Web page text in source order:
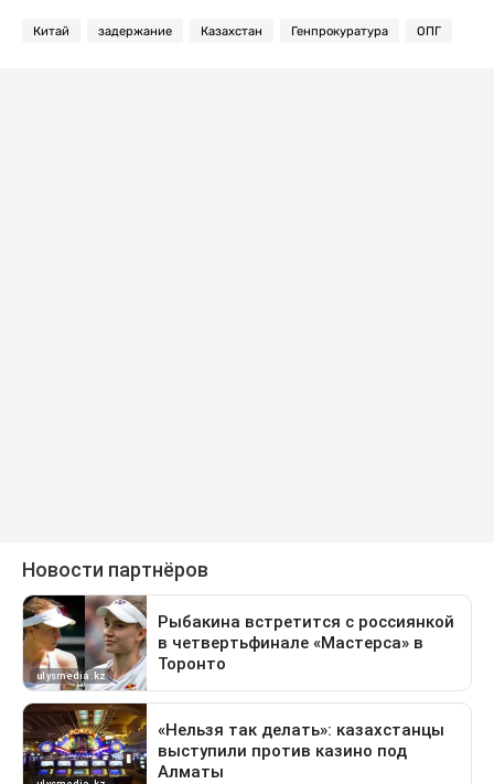
Китай задержание Казахстан Генпрокуратура ОПГ